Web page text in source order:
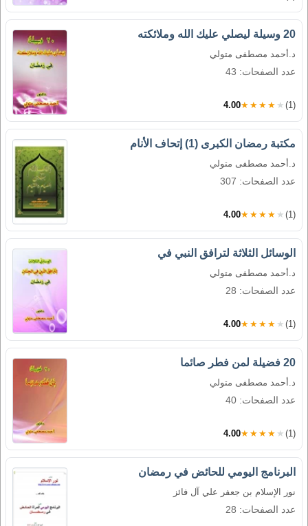
20 وسيلة ليصلي عليك الله وملائكته
د.أحمد مصطفى متولي
عدد الصفحات: 43
4.00★★★★★ (1)
مكتبة رمضان الكبرى (1) إتحاف الأنام
د.أحمد مصطفى متولي
عدد الصفحات: 307
4.00★★★★★ (1)
الوسائل الثلاثة لترافق النبي في
د.أحمد مصطفى متولي
عدد الصفحات: 28
4.00★★★★★ (1)
20 فضيلة لمن فطر صائما
د.أحمد مصطفى متولي
عدد الصفحات: 40
4.00★★★★★ (1)
البرنامج اليومي للحائض في رمضان
نور الإسلام بن جعفر علي آل فائز
عدد الصفحات: 28